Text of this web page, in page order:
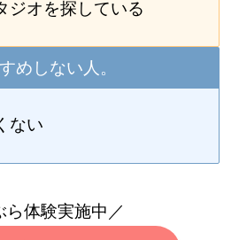
ジオを探している
めしない人。
ない
ら体験実施中／